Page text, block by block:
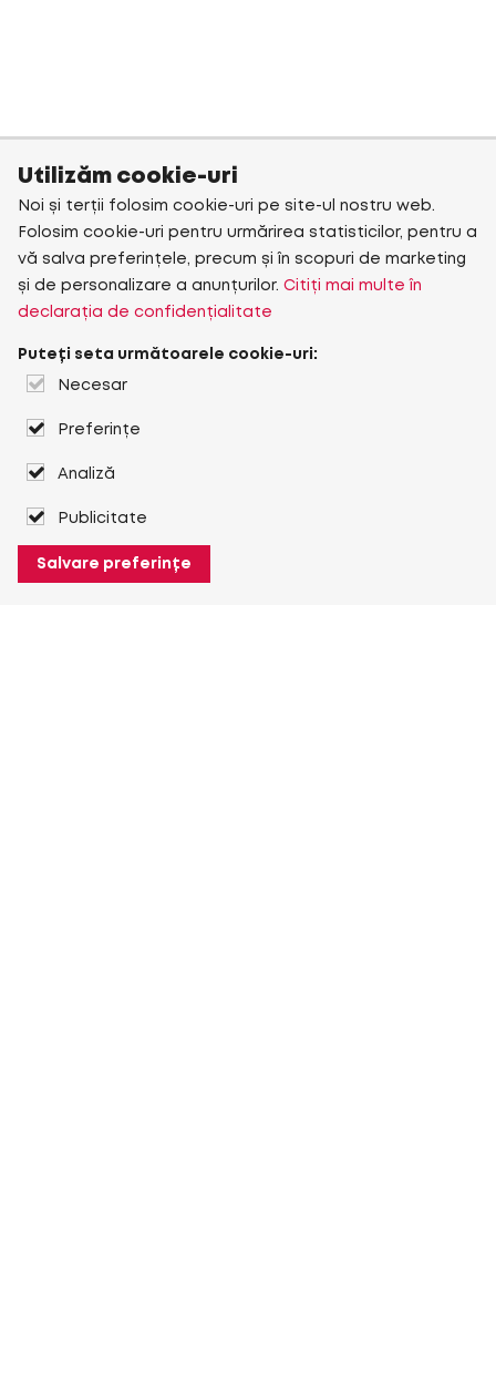
Utilizăm cookie-uri
Noi și terții folosim cookie-uri pe site-ul nostru web.
Folosim cookie-uri pentru urmărirea statisticilor, pentru a
vă salva preferințele, precum și în scopuri de marketing
și de personalizare a anunțurilor. Citiți mai multe în
declarația de confidențialitate
Puteți seta următoarele cookie-uri:
Necesar
Preferințe
Analiză
Publicitate
Salvare preferințe